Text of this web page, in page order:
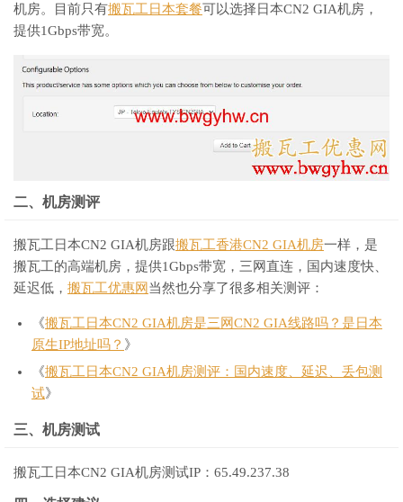
机房。目前只有搬瓦工日本套餐可以选择日本CN2 GIA机房，
提供1Gbps带宽。
二、机房测评
搬瓦工日本CN2 GIA机房跟搬瓦工香港CN2 GIA机房一样，是
搬瓦工的高端机房，提供1Gbps带宽，三网直连，国内速度快、
延迟低， 搬瓦工优惠网 当然也分享了很多相关测评：
《搬瓦工日本CN2 GIA机房是三网CN2 GIA线路吗？是日本
原生IP地址吗？ 》
《搬瓦工日本CN2 GIA机房测评：国内速度、延迟、丢包测
试》
三、机房测试
搬瓦工日本CN2 GIA机房测试IP：65.49.237.38